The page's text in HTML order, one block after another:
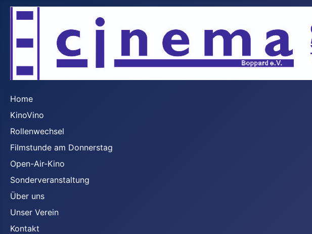
Home
KinoVino
Rollenwechsel
Filmstunde am Donnerstag
Open-Air-Kino
Sonderveranstaltung
Über uns
Unser Verein
Kontakt